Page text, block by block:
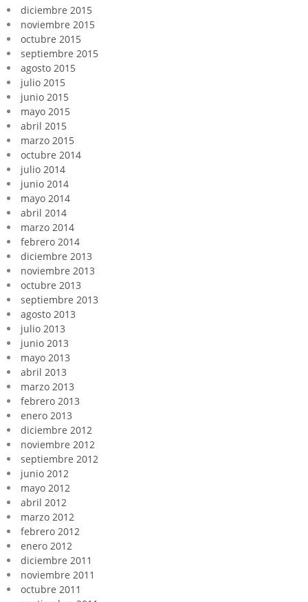
diciembre 2015
noviembre 2015
octubre 2015
septiembre 2015
agosto 2015
julio 2015
junio 2015
mayo 2015
abril 2015
marzo 2015
octubre 2014
julio 2014
junio 2014
mayo 2014
abril 2014
marzo 2014
febrero 2014
diciembre 2013
noviembre 2013
octubre 2013
septiembre 2013
agosto 2013
julio 2013
junio 2013
mayo 2013
abril 2013
marzo 2013
febrero 2013
enero 2013
diciembre 2012
noviembre 2012
septiembre 2012
junio 2012
mayo 2012
abril 2012
marzo 2012
febrero 2012
enero 2012
diciembre 2011
noviembre 2011
octubre 2011